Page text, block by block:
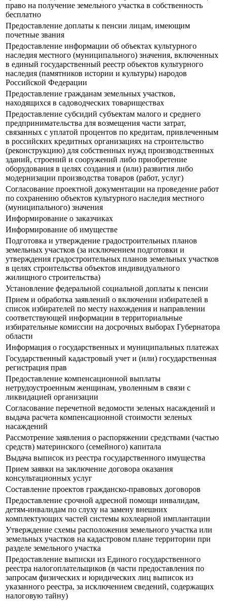
право на получение земельного участка в собственность
бесплатно
Предоставление доплаты к пенсии лицам, имеющим
почетные звания
Предоставление информации об объектах культурного
наследия местного (муниципального) значения, включенных
в единый государственный реестр объектов культурного
наследия (памятников истории и культуры) народов
Российской Федерации
Предоставление гражданам земельных участков,
находящихся в садоводческих товариществах
Предоставление субсидий субъектам малого и среднего
предпринимательства для возмещения части затрат,
связанных с уплатой процентов по кредитам, привлеченным
в российских кредитных организациях на строительство
(реконструкцию) для собственных нужд производственных
зданий, строений и сооружений либо приобретение
оборудования в целях создания и (или) развития либо
модернизации производства товаров (работ, услуг)
Согласование проектной документации на проведение работ
по сохранению объектов культурного наследия местного
(муниципального) значения
Информирование о заказчиках
Информирование об имуществе
Подготовка и утверждение градостроительных планов
земельных участков (за исключением подготовки и
утверждения градостроительных планов земельных участков
в целях строительства объектов индивидуального
жилищного строительства)
Установление федеральной социальной доплаты к пенсии
Прием и обработка заявлений о включении избирателей в
список избирателей по месту нахождения и направлении
соответствующей информации в территориальные
избирательные комиссии на досрочных выборах Губернатора
области
Информация о государственных и муниципальных платежах
Государственный кадастровый учет и (или) государственная
регистрация прав
Предоставление компенсационной выплаты
нетрудоустроенным женщинам, уволенным в связи с
ликвидацией организации
Согласование перечетной ведомости зеленых насаждений и
выдача расчета компенсационной стоимости зеленых
насаждений
Рассмотрение заявления о распоряжении средствами (частью
средств) материнского (семейного) капитала
Выдача выписок из реестра государственного имущества
Прием заявки на заключение договора оказания
консультационных услуг
Составление проектов гражданско-правовых договоров
Предоставление срочной адресной помощи инвалидам,
детям-инвалидам по слуху на замену внешних
комплектующих частей системы кохлеарной имплантации
Утверждение схемы расположения земельного участка или
земельных участков на кадастровом плане территории при
разделе земельного участка
Предоставление выписки из Единого государственного
реестра налогоплательщиков (в части предоставления по
запросам физических и юридических лиц выписок из
указанного реестра, за исключением сведений, содержащих
налоговую тайну)